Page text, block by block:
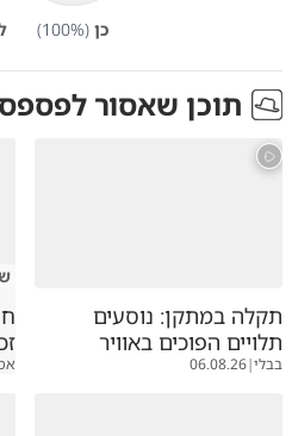
כן (
100%)
תוכן שאסור
תקלה במתקן: נוסעים
תלויים הפוכים באוויר
בבלי|
06.08.26